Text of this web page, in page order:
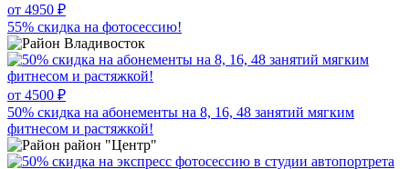
от 4950 ₽
55% скидка на фотосессию!
Владивосток
от 4500 ₽
50% скидка на абонементы на 8, 16, 48 занятий мягким
фитнесом и растяжкой!
район "Центр"